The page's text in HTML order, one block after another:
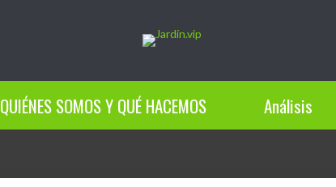
QUIÉNES SOMOS Y QUÉ HACEMOS Análisis